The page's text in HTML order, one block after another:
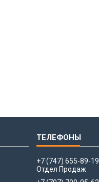
+7 (747) 655-89-19
Отдел Продаж